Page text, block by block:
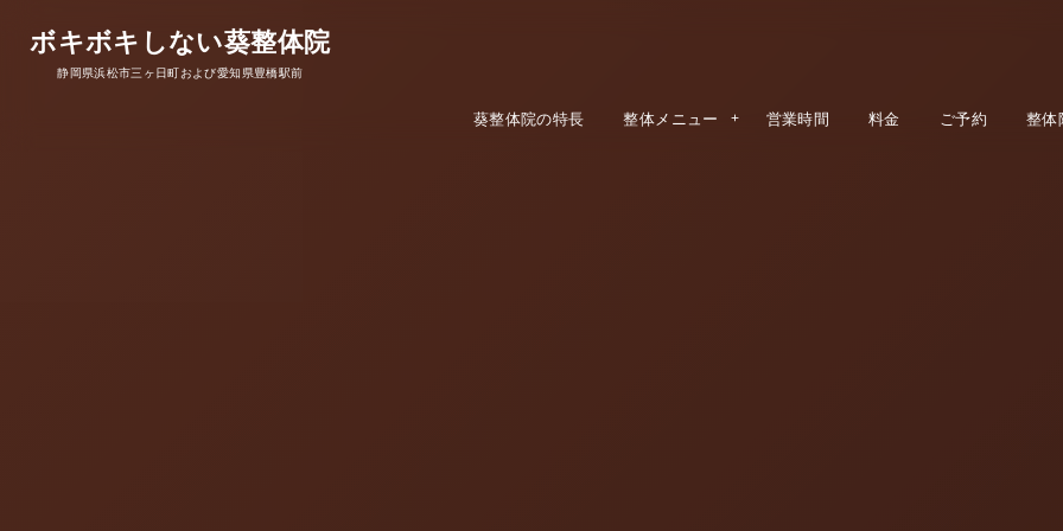
ボキボキしない葵整体院
静岡県浜松市三ヶ日町および愛知県豊橋駅前
葵整体院の特長 整体メニュー 営業時間 料金 ご予約 整体